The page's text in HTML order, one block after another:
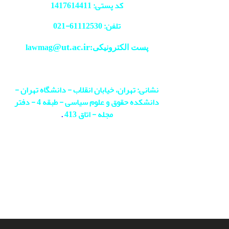
کد پستی: 1417614411
تلفن: 61112530-
021
پست الکترونیکی:lawmag@ut.ac.ir
نشانی: تهران، خیابان انقلاب - دانشگاه تهران -
دانشکده حقوق و علوم سیاسی - طبقه 4 - دفتر
مجله - اتاق 413
.